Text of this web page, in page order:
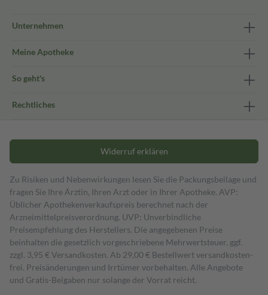
Unternehmen
Meine Apotheke
So geht's
Rechtliches
Widerruf erklären
Zu Risiken und Nebenwirkungen lesen Sie die Packungsbeilage und
fragen Sie Ihre Ärztin, Ihren Arzt oder in Ihrer Apotheke. AVP:
Üblicher Apothekenverkaufspreis berechnet nach der
Arzneimittelpreisverordnung. UVP: Unverbindliche
Preisempfehlung des Herstellers. Die angegebenen Preise
beinhalten die gesetzlich vorgeschriebene Mehrwertsteuer, ggf.
zzgl. 3,95 € Versandkosten. Ab 29,00 € Bestell­wert versand­kosten­
frei. Preisänderungen und Irrtümer vorbehalten. Alle Angebote
und Gratis-Beigaben nur solange der Vorrat reicht.